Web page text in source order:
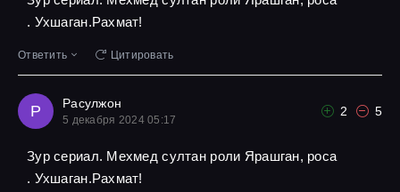
. Ухшаган.Рахмат!
Ответить Цитировать
Р Расулжон
5 декабря 2024 05:17
2 5
Зур сериал. Мехмед султан роли Ярашган, роса
. Ухшаган.Рахмат!